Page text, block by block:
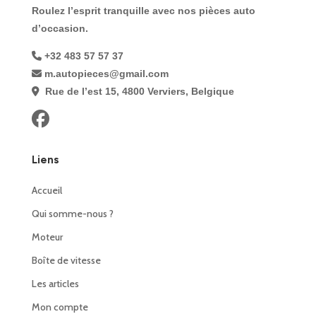
Roulez l’esprit tranquille avec nos pièces auto
d’occasion.
+32 483 57 57 37
m.autopieces@gmail.com
Rue de l’est 15, 4800 Verviers, Belgique
Liens
Accueil
Qui somme-nous ?
Moteur
Boîte de vitesse
Les articles
Mon compte